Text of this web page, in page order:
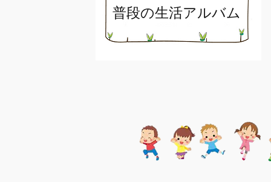
普段の生活アルバム